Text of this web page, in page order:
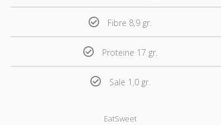
Fibre 8,9 gr.
Proteine 17 gr.
Sale 1,0 gr.
EatSweet